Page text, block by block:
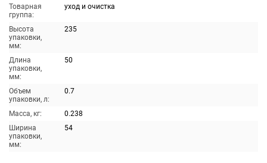
Товарная
группа:
уход и очистка
Высота
упаковки,
мм:
235
Длина
упаковки,
мм:
50
Объем
упаковки, л:
0.7
Масса, кг:
0.238
Ширина
упаковки,
мм:
54